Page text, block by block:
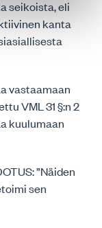
seikoista, eli
kanta
vastaamaan
VML 31 §:n 2
kuulumaan
”Näiden
sen